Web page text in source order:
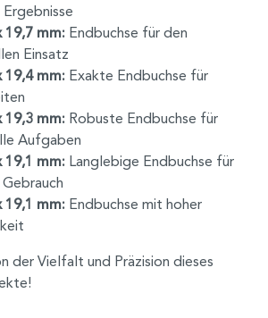
19,7 mm: Endbuchse für den
Einsatz
19,4 mm: Exakte Endbuchse für
19,3 mm: Robuste Endbuchse für
Aufgaben
19,1 mm: Langlebige Endbuchse für
19,1 mm: Endbuchse mit hoher
der Vielfalt und Präzision dieses